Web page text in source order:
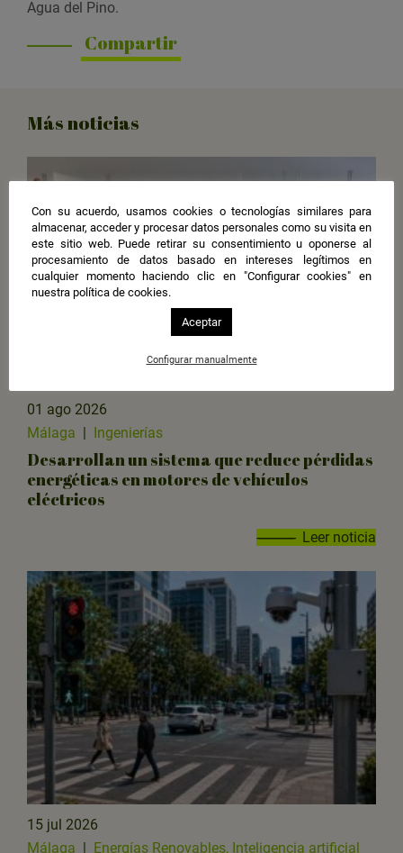
Agua del Pino.
Compartir
Más noticias
01 ago 2026
Málaga
Ingenierías
Desarrollan un sistema que reduce pérdidas
energéticas en motores de vehículos
eléctricos
Leer noticia
15 jul 2026
Málaga | Energías Renovables, Inteligencia artificial
Con su acuerdo, usamos cookies o tecnologías similares para
almacenar, acceder y procesar datos personales como su visita en
este sitio web. Puede retirar su consentimiento u oponerse al
procesamiento de datos basado en intereses legítimos en
cualquier momento haciendo clic en "Configurar cookies" en
nuestra política de cookies.
Aceptar
Configurar manualmente